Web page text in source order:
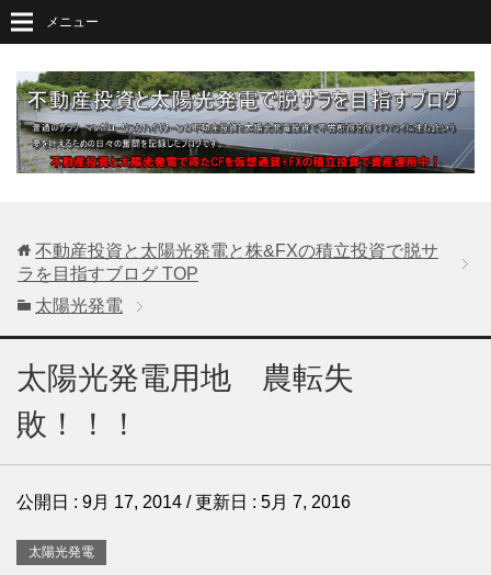
メニュー
不動産投資と太陽光発電と株&FXの積立投資で脱サ
ラを目指すブログ TOP
太陽光発電
太陽光発電用地 農転失
敗！！！
公開日 : 9月 17, 2014 / 更新日 : 5月 7, 2016
太陽光発電